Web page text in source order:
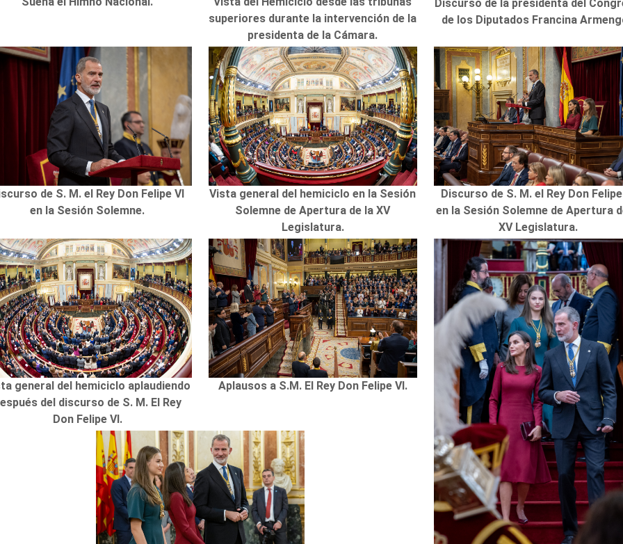
superiores durante la intervención de la
presidenta de la Cámara.
Discurso de la presidenta del
de los Diputados Francina
de S. M. el Rey Don Felipe VI
en la Sesión Solemne.
Vista general del hemiciclo en la Sesión
Solemne de Apertura de la XV
Legislatura.
Discurso de S. M. el Rey Don
en la Sesión Solemne de Apertura
XV Legislatura.
general del hemiciclo aplaudiendo
del discurso de S. M. El Rey
Don Felipe VI.
Aplausos a S.M. El Rey Don Felipe VI.